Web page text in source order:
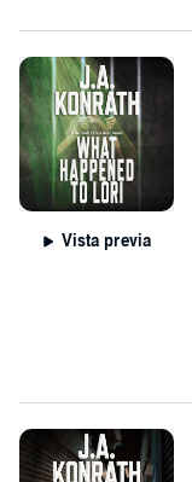
Vista previa